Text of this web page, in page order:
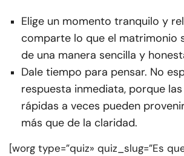
Elige un momento tranquilo y
comparte lo que el matrimonio
de una manera sencilla y
Dale tiempo para pensar. No
respuesta inmediata, porque
rápidas a veces pueden
más que de la claridad.
[worg type=”quiz» quiz_slug=”Es